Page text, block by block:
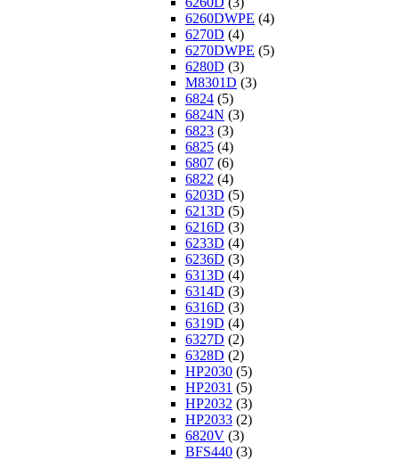
6260DWPE (4)
6270D (4)
6270DWPE (5)
6280D (3)
M8301D (3)
6824 (5)
6824N (3)
6823 (3)
6825 (4)
6807 (6)
6822 (4)
6203D (5)
6213D (5)
6216D (3)
6233D (4)
6236D (3)
6313D (4)
6314D (3)
6316D (3)
6319D (4)
6327D (2)
6328D (2)
HP2030 (5)
HP2031 (5)
HP2032 (3)
HP2033 (2)
6820V (3)
BFS440 (3)